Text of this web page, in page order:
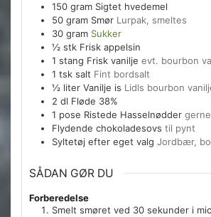
150 gram Sigtet hvedemel
50 gram Smør Lurpak, smeltes
30 gram Sukker
½ stk Frisk appelsin
1 stang Frisk vanilje evt. bourbon
1 tsk salt Fint bordsalt
½ liter Vanilje is Lidls bourbon
2 dl Fløde 38%
1 pose Ristede Hasselnødder
Flydende chokoladesovs til pynt
Syltetøj efter eget valg Jordbær,
SÅDAN GØR DU
Forberedelse
Smelt smøret ved 30 sekunder i